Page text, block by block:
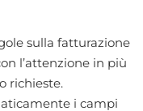
sulla fatturazione
l’attenzione in più
richieste.
i campi